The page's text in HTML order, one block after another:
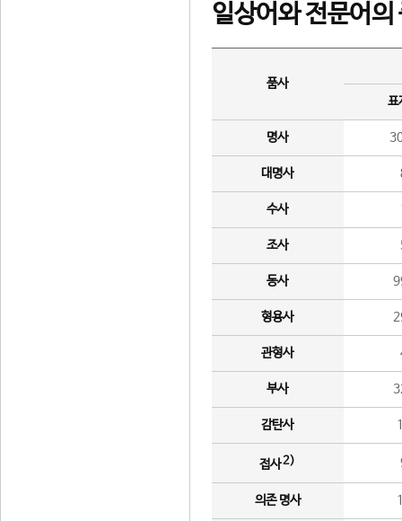
일상어와 전문어의
품사
표
명사
대명사
수사
조사
동사
형용사
관형사
부사
감탄사
접사2)
의존 명사